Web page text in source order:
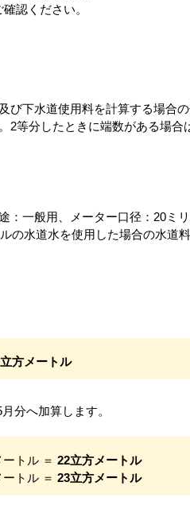
認ください。
下水道使用料を計算する場合
2等分したときに端数がある場合
一般用、メーター口径：20ミ
の水道水を使用した場合の水道
方メートル
分へ加算します。
トル ＝ 22立方メートル
トル ＝ 23立方メートル